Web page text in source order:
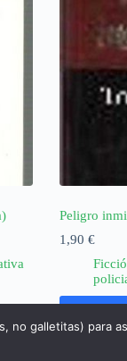
Peligro
1,90€
no galletitas) para